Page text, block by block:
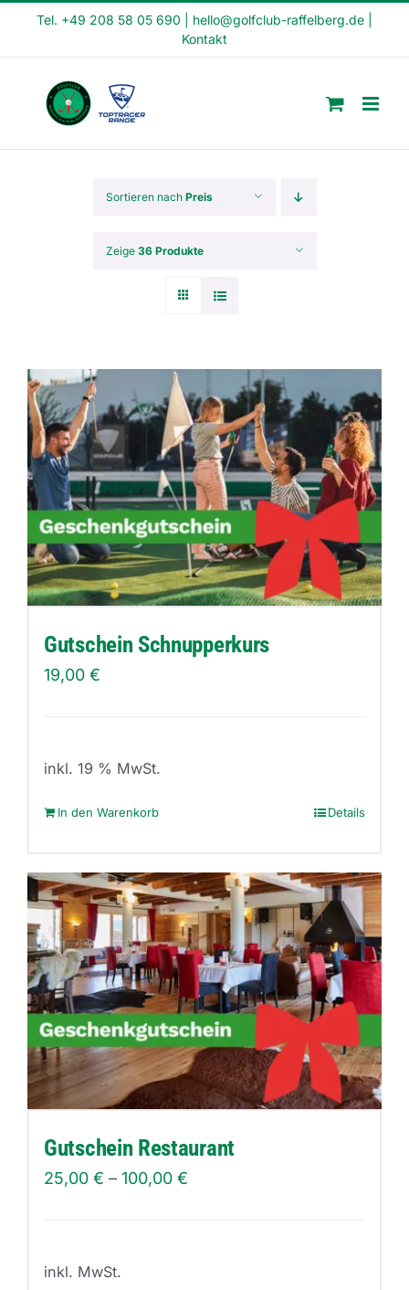
Tel. +49 208 58 05 690 hello@golfclub-raffelberg.de
Kontakt
Sortieren nach Preis
Zeige 36 Produkte
Gutschein Schnupperkurs
19,00 €
inkl. 19 % MwSt.
In den Warenkorb Details
Gutschein Restaurant
25,00 € – 100,00 €
inkl. MwSt.